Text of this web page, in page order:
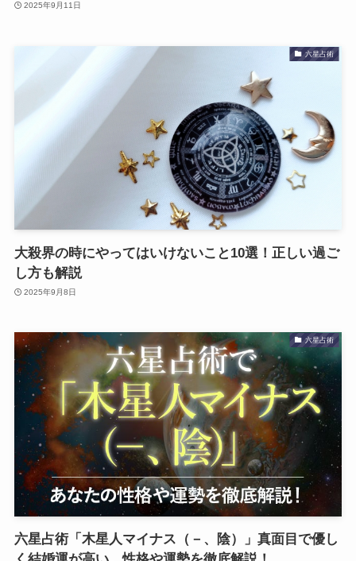
2025年9月11日
六星占術
大殺界の時にやってはいけないこと10選！正しい過ご
し方も解説
2025年9月8日
六星占術
六星占術「木星人マイナス（－、陰）」真面目で優し